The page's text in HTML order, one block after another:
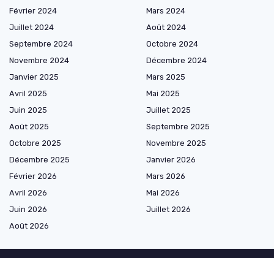
Février 2024
Mars 2024
Juillet 2024
Août 2024
Septembre 2024
Octobre 2024
Novembre 2024
Décembre 2024
Janvier 2025
Mars 2025
Avril 2025
Mai 2025
Juin 2025
Juillet 2025
Août 2025
Septembre 2025
Octobre 2025
Novembre 2025
Décembre 2025
Janvier 2026
Février 2026
Mars 2026
Avril 2026
Mai 2026
Juin 2026
Juillet 2026
Août 2026